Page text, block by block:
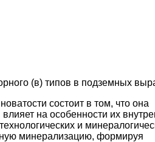
(в) типов в подземных
состоит в том, что она
на особенности их
и
минерализацию, формируя